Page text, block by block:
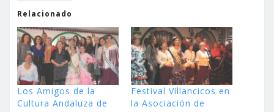
Relacionado
Los Amigos de la
Cultura Andaluza de
Festival Villancicos en
la Asociación de